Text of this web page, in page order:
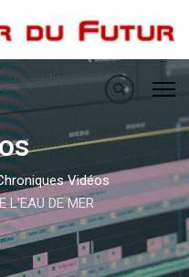
Vidéos
L’EAU DE MER